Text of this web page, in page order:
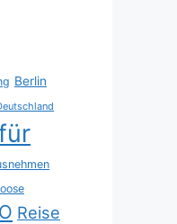
Berlin
Reise